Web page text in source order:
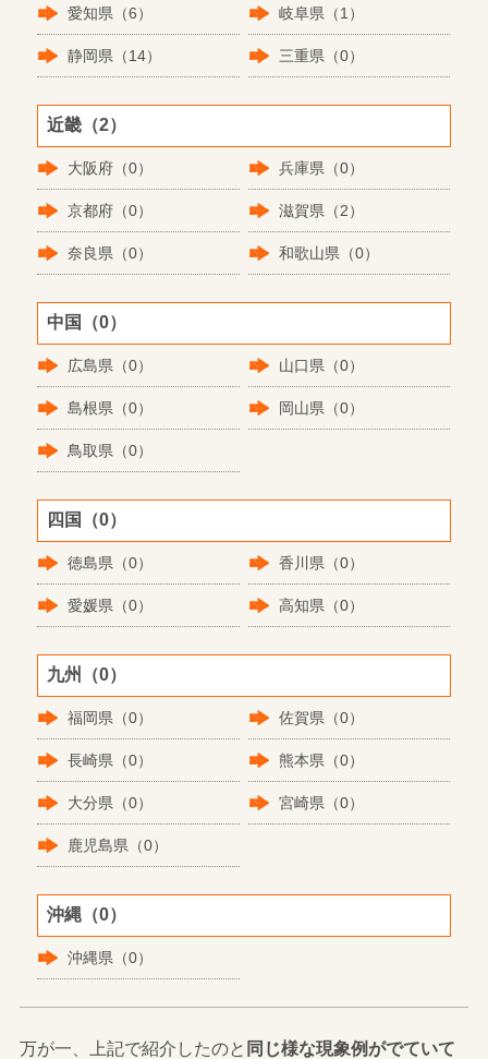
愛知県（6） 岐阜県（1）
静岡県（14） 三重県（0）
近畿（2）
大阪府（0） 兵庫県（0）
京都府（0） 滋賀県（2）
奈良県（0） 和歌山県（0）
中国（0）
広島県（0） 山口県（0）
島根県（0） 岡山県（0）
鳥取県（0）
四国（0）
徳島県（0） 香川県（0）
愛媛県（0） 高知県（0）
九州（0）
福岡県（0） 佐賀県（0）
長崎県（0） 熊本県（0）
大分県（0） 宮崎県（0）
鹿児島県（0）
沖縄（0）
沖縄県（0）
万が一、上記で紹介したのと 同じ様な現象例がでていて